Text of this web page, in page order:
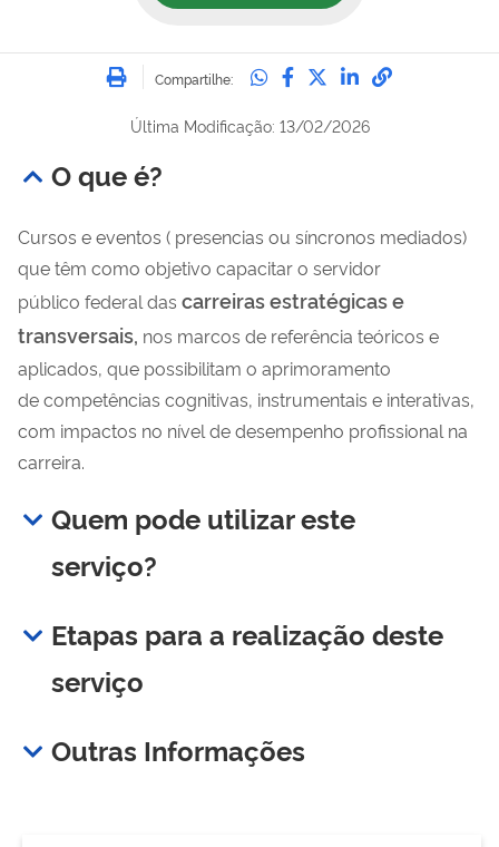
Imprimir
Compartilhe: Compartilhe no
Compartilhe no
Compartilhe no
Compartilhe
Última Modificação: 13/02/2026
O que é?
Cursos e eventos ( presencias ou síncronos mediados)
que têm como objetivo capacitar o servidor
público federal das carreiras estratégicas e
transversais, nos marcos de referência teóricos e
aplicados, que possibilitam o aprimoramento
decompetências cognitivas, instrumentais e interativas,
com impactos no nível de desempenho profissional na
carreira.
Quem pode utilizar este
serviço?
Etapas para a realização deste
serviço
Outras Informações